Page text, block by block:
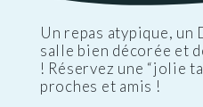
Un repas atypique, un
salle bien décorée et
! Réservez une “jolie
proches et amis !